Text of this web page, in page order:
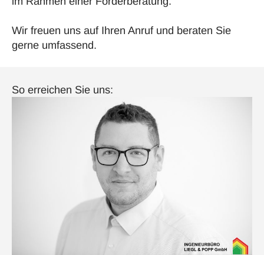
Wir freuen uns auf Ihren Anruf und beraten Sie
gerne umfassend.
So erreichen Sie uns: